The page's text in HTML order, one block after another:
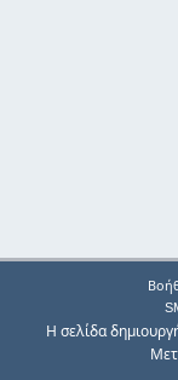
Η σελίδα